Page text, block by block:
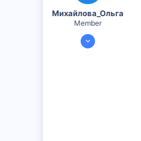
Михайлова_Ольга
Member
14 Янв 2024